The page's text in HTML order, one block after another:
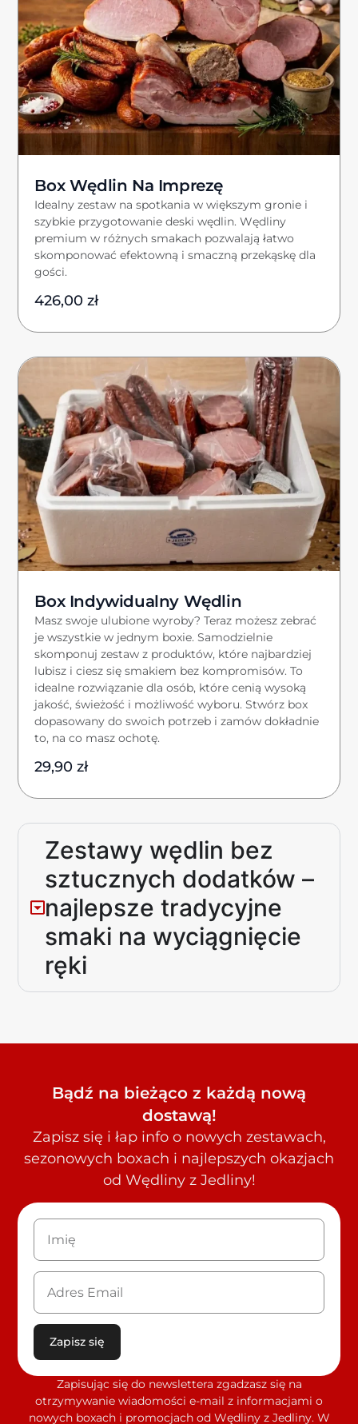
Box Wędlin Na Imprezę
Idealny zestaw na spotkania w większym gronie i
szybkie przygotowanie deski wędlin. Wędliny
premium w różnych smakach pozwalają łatwo
skomponować efektowną i smaczną przekąskę dla
gości.
426,00zł
Box Indywidualny Wędlin
Masz swoje ulubione wyroby? Teraz możesz zebrać
je wszystkie w jednym boxie. Samodzielnie
skomponuj zestaw z produktów, które najbardziej
lubisz i ciesz się smakiem bez kompromisów. To
idealne rozwiązanie dla osób, które cenią wysoką
jakość, świeżość i możliwość wyboru. Stwórz box
dopasowany do swoich potrzeb i zamów dokładnie
to, na co masz ochotę.
29,90zł
Zestawy wędlin bez
sztucznych dodatków –
najlepsze tradycyjne
smaki na wyciągnięcie
ręki
Bądź na bieżąco z każdą nową
dostawą!
Zapisz się i łap info o nowych zestawach,
sezonowych boxach i najlepszych okazjach
od Wędliny z Jedliny!
Zapisz się
Zapisując się do newslettera zgadzasz się na
otrzymywanie wiadomości e-mail z informacjami o
nowych boxach i promocjach od Wędliny z Jedliny. W